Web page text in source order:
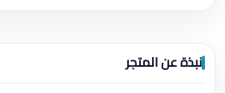
نبذة عن المتجر